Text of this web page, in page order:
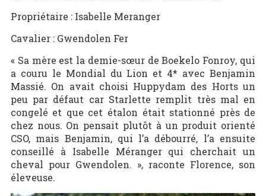
Propriétaire : Isabelle Meranger
Cavalier : Gwendolen Fer
« Sa mère est la demie-sœur de Boekelo Fonroy, qui
a couru le Mondial du Lion et 4* avec Benjamin
Massié. On avait choisi Huppydam des Horts un
peu par défaut car Starlette remplit très mal en
congelé et que cet étalon était stationné près de
chez nous. On pensait plutôt à un produit orienté
CSO, mais Benjamin, qui l’a débourré, l’a ensuite
conseillé à Isabelle Méranger qui cherchait un
cheval pour Gwendolen. », raconte Florence, son
éleveuse.